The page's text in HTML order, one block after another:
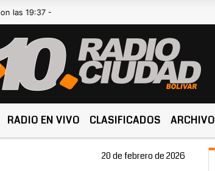
-
RADIO EN VIVO CLASIFICADOS ARCHIVO
20 de febrero de 2026